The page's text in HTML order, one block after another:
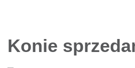
Konie